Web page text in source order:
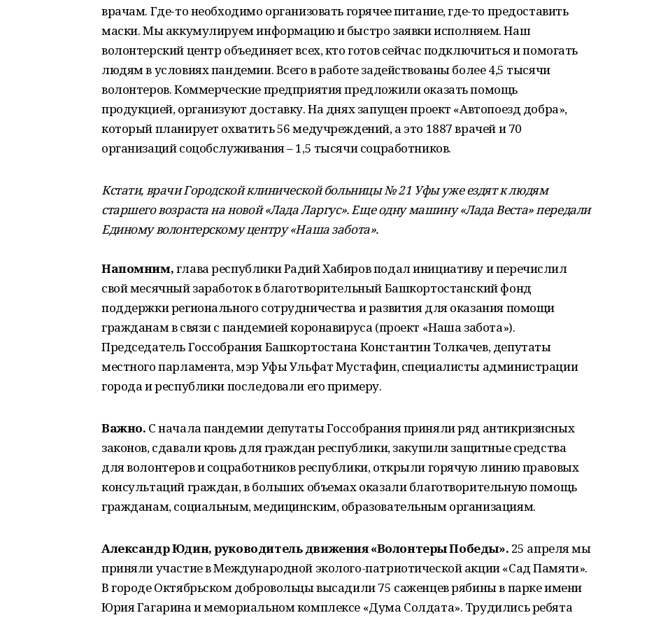
врачам. Где-то необходимо организовать горячее питание, где-то предоставить
маски. Мы аккумулируем информацию и быстро заявки исполняем. Наш
волонтерский центр объединяет всех, кто готов сейчас подключиться и помогать
людям в условиях пандемии. Всего в работе задействованы более 4,5 тысячи
волонтеров. Коммерческие предприятия предложили оказать помощь
продукцией, организуют доставку. На днях запущен проект «Автопоезд добра»,
который планирует охватить 56 медучреждений, а это 1887 врачей и 70
организаций соцобслуживания – 1,5 тысячи соцработников.
Кстати, врачи Городской клинической больницы№21 Уфы уже ездят к людям
старшего возраста на новой«Лада Ларгус».Еще одну машину«Лада Веста» передали
Единому волонтерскому центру«Наша забота».
Напомним,глава республики Радий Хабиров подал инициативу и перечислил
свой месячный заработок в благотворительный Башкортостанский фонд
поддержки регионального сотрудничества и развития для оказания помощи
гражданам в связи с пандемией коронавируса (проект «Наша забота»).
Председатель Госсобрания Башкортостана Константин Толкачев, депутаты
местного парламента, мэр Уфы Ульфат Мустафин, специалисты администрации
города и республики последовали его примеру.
Важно. С начала пандемии депутаты Госсобрания приняли ряд антикризисных
законов, сдавали кровь для граждан республики, закупили защитные средства
для волонтеров и соцработников республики, открыли горячую линию правовых
консультаций граждан, в больших объемах оказали благотворительную помощь
гражданам, социальным, медицинским, образовательным организациям.
Александр Юдин, руководитель движения«Волонтеры Победы». 25 апреля мы
приняли участие в Международной эколого-патриотической акции «Сад Памяти».
В городе Октябрьском добровольцы высадили 75 саженцев рябины в парке имени
Юрия Гагарина и мемориальном комплексе «Дума Солдата». Трудились ребята